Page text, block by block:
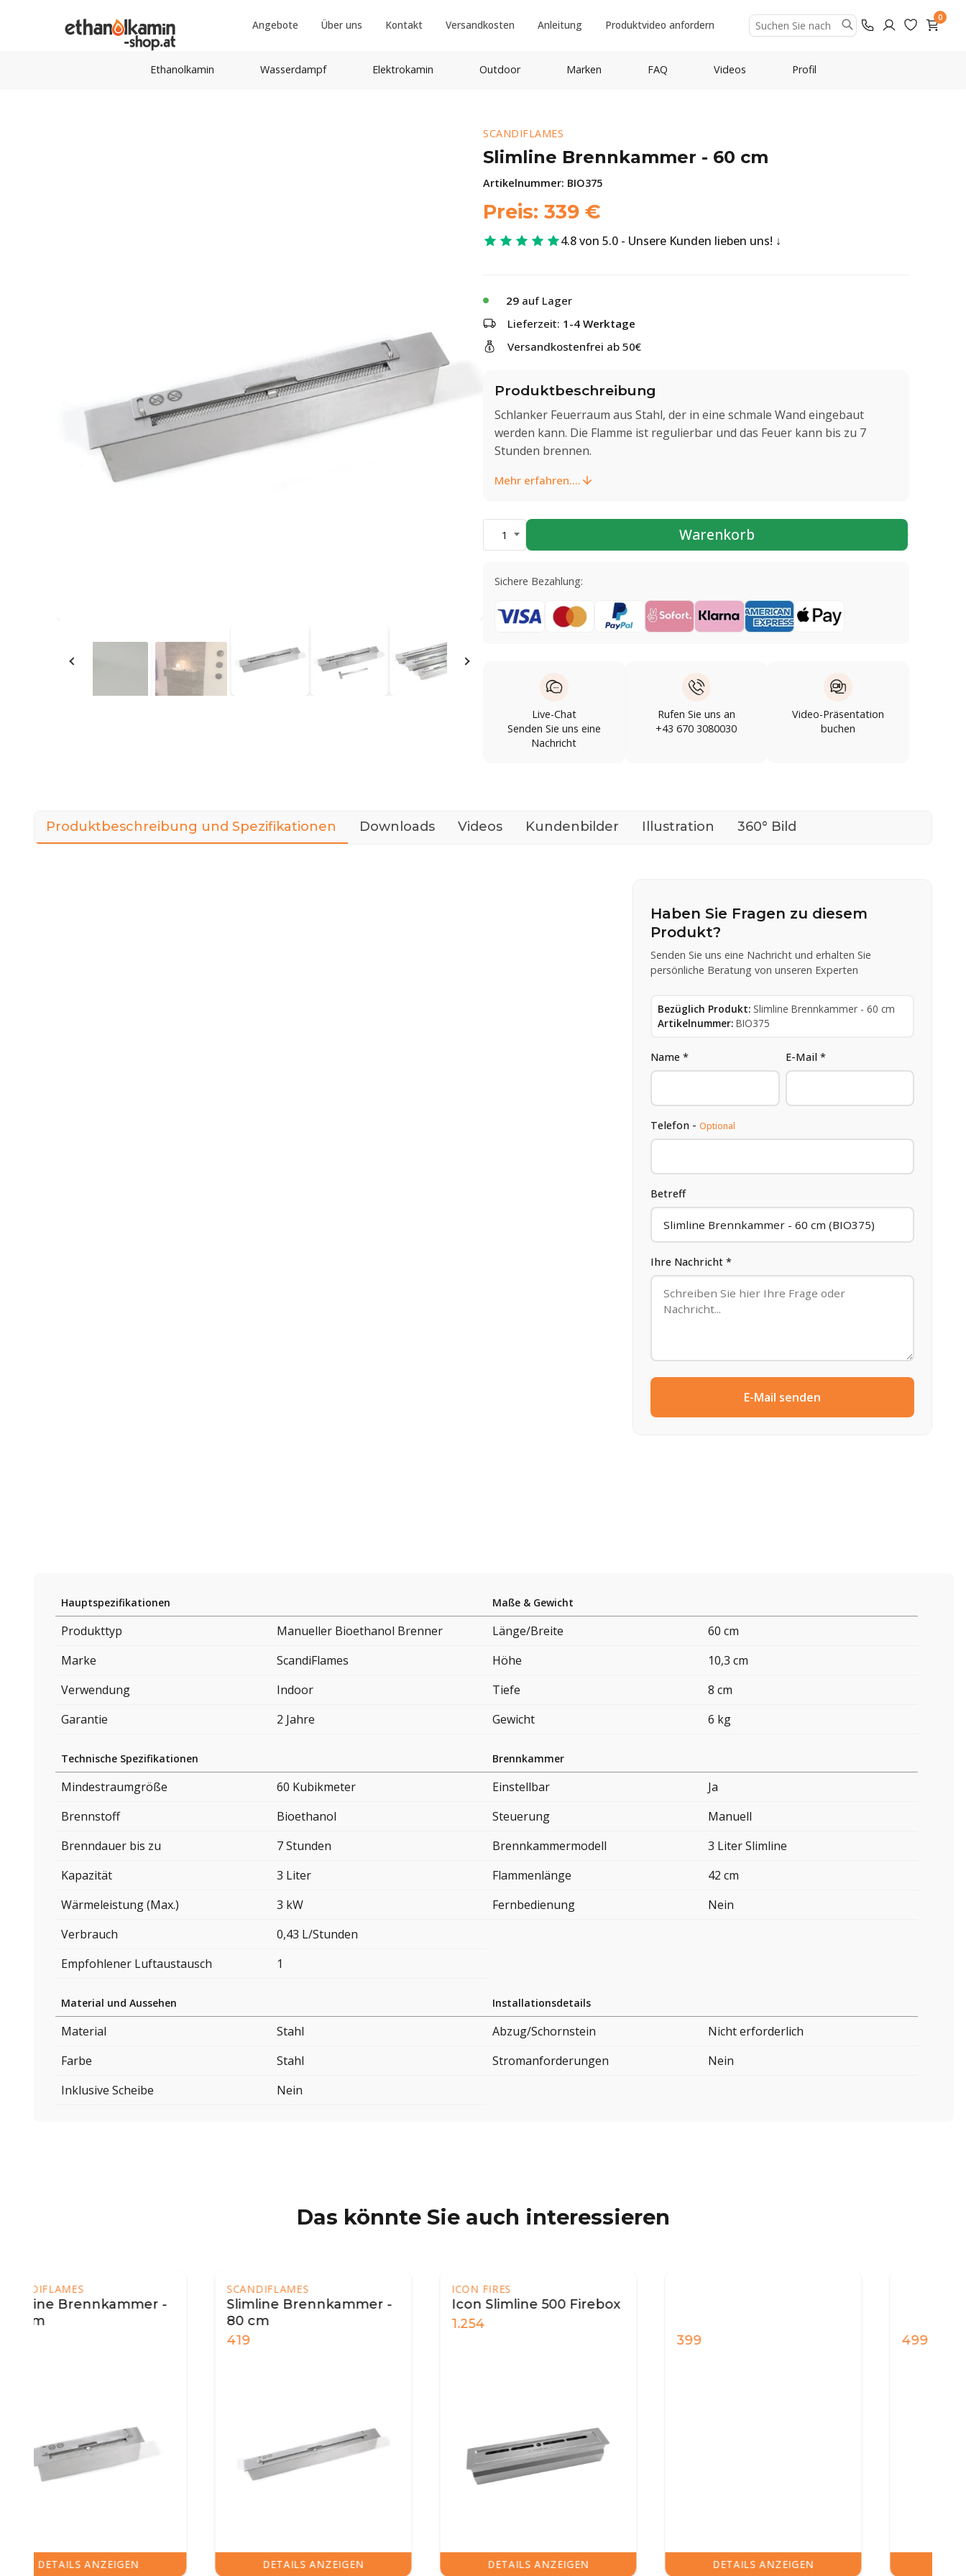
Angebote Über uns Kontakt Versandkosten Anleitung Produktvideo anfordern
0
Ethanolkamin Wasserdampf Elektrokamin Outdoor Marken FAQ Videos Profil
SCANDIFLAMES
Slimline Brennkammer - 60 cm
Artikelnummer: BIO375
Preis: 339 €
4.8 von 5.0 - Unsere Kunden lieben uns!
29 auf Lager
Lieferzeit: 1-4 Werktage
Versandkostenfrei ab 50€
Produktbeschreibung
Schlanker Feuerraum aus Stahl, der in eine schmale Wand eingebaut
werden kann. Die Flamme ist regulierbar und das Feuer kann bis zu 7
Stunden brennen.
Mehr erfahren....
1 Warenkorb
Sichere Bezahlung:
Live-Chat
Senden Sie uns eine
Nachricht
Rufen Sie uns an
+43 670 3080030
Video-Präsentation
buchen
Produktbeschreibung und Spezifikationen Downloads Videos Kundenbilder Illustration 360° Bild
Haben Sie Fragen zu diesem
Produkt?
Senden Sie uns eine Nachricht und erhalten Sie
persönliche Beratung von unseren Experten
Bezüglich Produkt: Slimline Brennkammer - 60 cm
Artikelnummer: BIO375
Name * E-Mail *
Telefon -Optional
Betreff
Ihre Nachricht *
E-Mail senden
Hauptspezifikationen
Produkttyp
Manueller Bioethanol Brenner
Marke
ScandiFlames
Verwendung
Indoor
Garantie
2 Jahre
Maße & Gewicht
Länge/Breite
60 cm
Höhe
10,3 cm
Tiefe
8 cm
Gewicht
6 kg
Technische Spezifikationen
Mindestraumgröße
60 Kubikmeter
Brennstoff
Bioethanol
Brenndauer bis zu
7 Stunden
Kapazität
3 Liter
Wärmeleistung (Max.)
3 kW
Verbrauch
0,43 L/Stunden
Empfohlener Luftaustausch
1
Brennkammer
Einstellbar
Ja
Steuerung
Manuell
Brennkammermodell
3 Liter Slimline
Flammenlänge
42 cm
Fernbedienung
Nein
Material und Aussehen
Material
Stahl
Farbe
Stahl
Inklusive Scheibe
Nein
Installationsdetails
Abzug/Schornstein
Nicht erforderlich
Stromanforderungen
Nein
Das könnte Sie auch interessieren
SCANDIFLAMES
Slimline Brennkammer -
DETAILS ANZEIGEN
ICON FIRES
Icon Slimline 500 Firebox
DETAILS ANZEIGEN DETAILS ANZEIGEN DETAILS ANZEIGEN